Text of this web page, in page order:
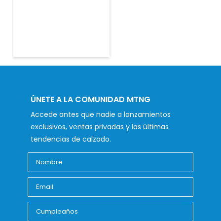
ÚNETE A LA COMUNIDAD MTNG
Accede antes que nadie a lanzamientos
exclusivos, ventas privadas y las últimas
tendencias de calzado.